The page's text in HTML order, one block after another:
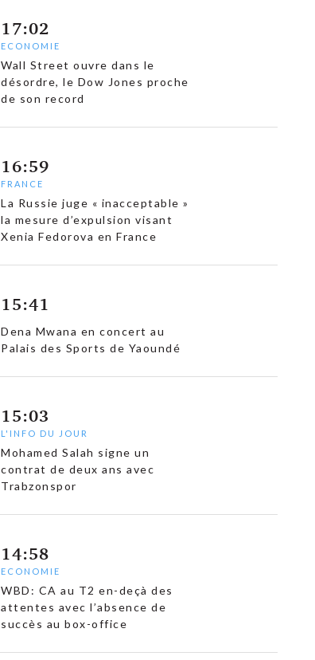
17:02
ECONOMIE
Wall Street ouvre dans le
désordre, le Dow Jones proche
de son record
16:59
FRANCE
La Russie juge « inacceptable »
la mesure d’expulsion visant
Xenia Fedorova en France
15:41
Dena Mwana en concert au
Palais des Sports de Yaoundé
15:03
L'INFO DU JOUR
Mohamed Salah signe un
contrat de deux ans avec
Trabzonspor
14:58
ECONOMIE
WBD: CA au T2 en-deçà des
attentes avec l’absence de
succès au box-office